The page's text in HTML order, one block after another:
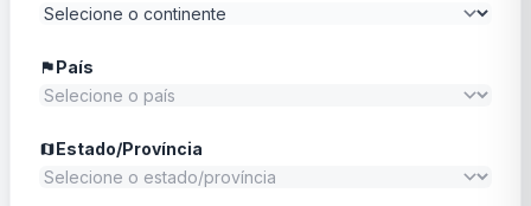
flag País
mapEstado/Província